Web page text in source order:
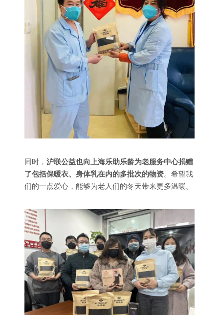
同时， 沪联公益也向上海乐助乐龄为老服务中心捐赠
了包括保暖衣、身体乳在内的多批次的物资。希望我
们的一点爱心，能够为老人们的冬天带来更多温暖。